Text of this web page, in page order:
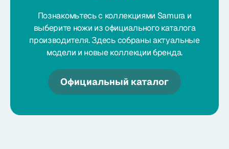
Познакомьтесь с коллекциями Samura и
выберите ножи из официального каталога
производителя. Здесь собраны актуальные
модели и новые коллекции бренда.
Официальный каталог